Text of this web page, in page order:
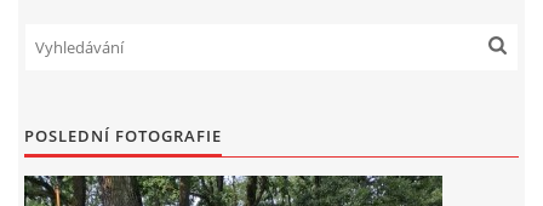
Old Fiat Club kontakty
Poháry a ceny členů klubu
Vývozy a osvědčení
POSLEDNÍ FOTOGRAFIE